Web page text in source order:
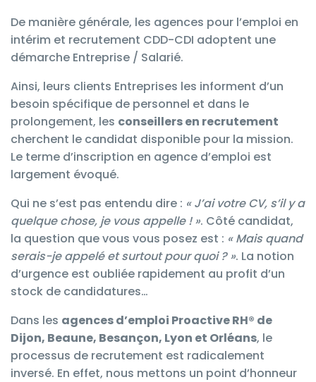
De manière générale, les agences pour l’emploi en
intérim et recrutement CDD-CDI adoptent une
démarche Entreprise / Salarié.
Ainsi, leurs clients Entreprises les informent d’un
besoin spécifique de personnel et dans le
prolongement, les conseillers en recrutement
cherchent le candidat disponible pour la mission.
Le terme d’inscription en agence d’emploi est
largement évoqué.
Qui ne s’est pas entendu dire : « J’ai votre CV, s’il y a
quelque chose, je vous appelle ! ». Côté candidat,
la question que vous vous posez est : « Mais quand
serais-je appelé et surtout pour quoi ? ». La notion
d’urgence est oubliée rapidement au profit d’un
stock de candidatures…
Dans les agences d’emploi Proactive RH® de
Dijon, Beaune, Besançon, Lyon et Orléans, le
processus de recrutement est radicalement
inversé. En effet, nous mettons un point d’honneur